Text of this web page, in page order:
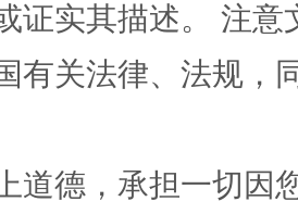
未来5年
证实其描述。 注
有关法律、法规，
道德，承担一切因